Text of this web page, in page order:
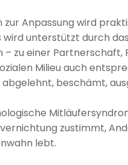
zur Anpassung wird
unterstützt durch
zu einer Partnerschaft,
Milieu auch
abgelehnt, beschämt,
zustimmt,
lebt.